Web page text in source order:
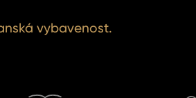
vybavenost.